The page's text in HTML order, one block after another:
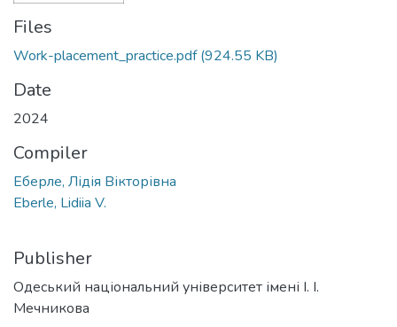
Files
Work-placement_practice.pdf(924.55 KB)
Date
2024
Compiler
Еберле, Лідія Вікторівна
Eberle, Lidiia V.
Publisher
Одеський національний університет імені І. І.
Мечникова